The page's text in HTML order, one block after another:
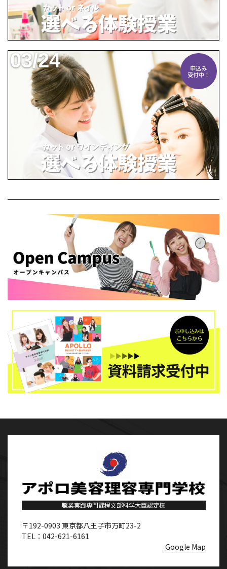
申込み
受付中！
03/24
職業実践専門課程文部科学大臣認定校
〒192-0903 東京都八王子市万町23-2
TEL：042-621-6161
Google Map